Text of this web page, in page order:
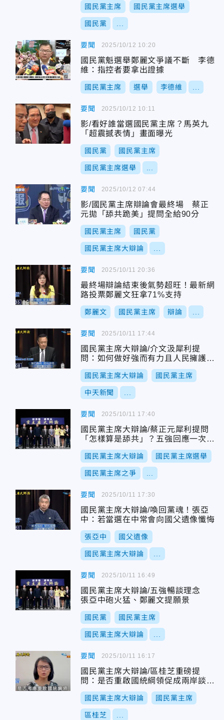
國民黨主席 國民黨主席選舉
國民黨
要聞
國民黨魁選舉鄭麗文爭議不斷 李德
維：指控者要拿出證據
國民黨主席 選舉 李德維
2025/10/12 10:20
要聞
影/看好誰當選國民黨主席？馬英九
「超震撼表情」畫面曝光
國民黨 國民黨主席
國民黨主席選舉
2025/10/12 10:11
要聞
影/國民黨主席辯論會最終場 蔡正
元拋「舔共跪美」提問全給90分
國民黨主席 國民黨
國民黨主席大辯論
2025/10/12 07:44
要聞
最終場辯論結束後氣勢超旺！最新網
路投票鄭麗文狂拿71%支持
鄭麗文 國民黨主席 辯論
2025/10/11 20:36
要聞
國民黨主席大辯論/介文汲犀利提
問：如何做好強而有力且人民擁護的
反對黨？
國民黨主席大辯論 國民黨主席
中天新聞
2025/10/11 17:44
要聞
國民黨主席大辯論/蔡正元犀利提問
「怎樣算是舔共」？五強回應一次
看！
國民黨主席大辯論 國民黨主席選舉
國民黨主席之爭
2025/10/11 17:40
要聞
國民黨主席大辯論/喚回黨魂！張亞
中：若當選在中常會向國父遺像懺悔
張亞中 國父遺像
國民黨主席大辯論
2025/10/11 17:30
要聞
國民黨主席大辯論/五強暢談理念
張亞中砲火猛、鄭麗文提願景
國民黨 國民黨主席
國民黨主席大辯論
2025/10/11 16:49
要聞
國民黨主席大辯論/區桂芝重磅提
問：是否重啟國統綱領促成兩岸談判
和平統一
國民黨主席大辯論 國民黨主席
區桂芝
2025/10/11 16:17